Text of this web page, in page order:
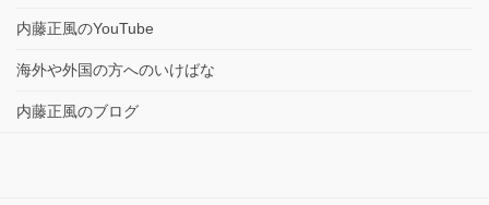
内藤正風のYouTube
海外や外国の方へのいけばな
内藤正風のブログ